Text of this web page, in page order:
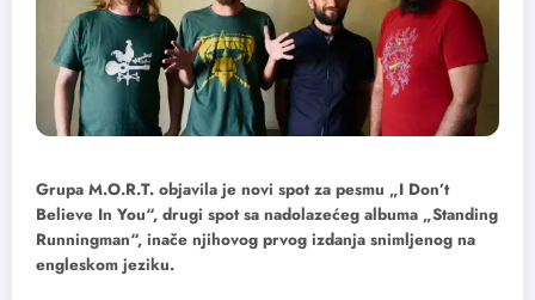
Grupa M.O.R.T. objavila je novi spot za pesmu „I Don’t
Believe In You“, drugi spot sa nadolazećeg albuma „Standing
Runningman“, inače njihovog prvog izdanja snimljenog na
engleskom jeziku.